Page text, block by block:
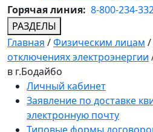
Горячая линия: 8-800-234-
РАЗДЕЛЫ
Главная /Физическим лицам /
отключениях электроэнергии
в г.Бодайбо
Личный кабинет
Заявление по доставке
электронную почту